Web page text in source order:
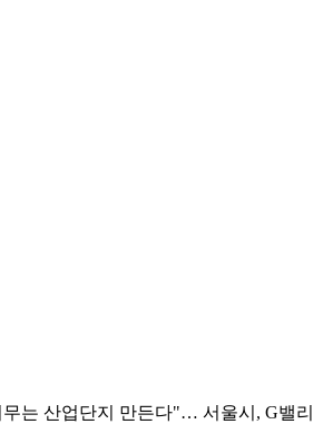
는 산업단지 만든다"… 서울시, G밸리